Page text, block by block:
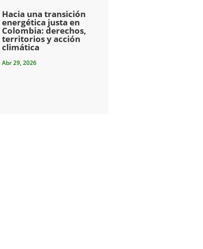
Hacia una transición
energética justa en
Colombia: derechos,
territorios y acción
climática
Abr 29, 2026